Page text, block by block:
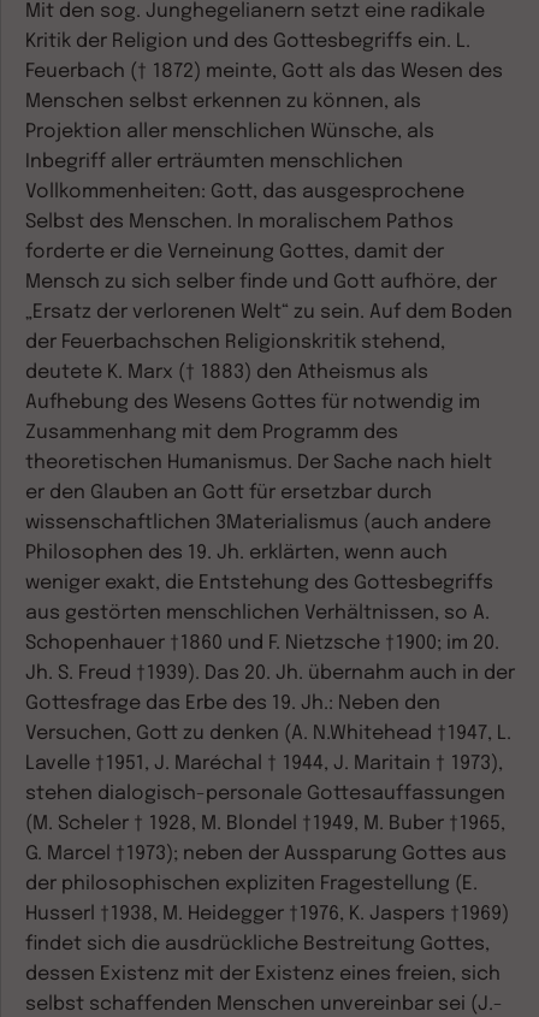
Mit den sog. Junghegelianern setzt eine radikale
Kritik der Religion und des Gottesbegriffs ein. L.
Feuerbach († 1872) meinte, Gott als das Wesen des
Menschen selbst erkennen zu können, als
Projektion aller menschlichen Wünsche, als
Inbegriff aller erträumten menschlichen
Vollkommenheiten: Gott, das ausgesprochene
Selbst des Menschen. In moralischem Pathos
forderte er die Verneinung Gottes, damit der
Mensch zu sich selber finde und Gott aufhöre, der
„Ersatz der verlorenen Welt“ zu sein. Auf dem Boden
der Feuerbachschen Religionskritik stehend,
deutete K. Marx († 1883) den Atheismus als
Aufhebung des Wesens Gottes für notwendig im
Zusammenhang mit dem Programm des
theoretischen Humanismus. Der Sache nach hielt
er den Glauben an Gott für ersetzbar durch
wissenschaftlichen 3Materialismus (auch andere
Philosophen des 19. Jh. erklärten, wenn auch
weniger exakt, die Entstehung des Gottesbegriffs
aus gestörten menschlichen Verhältnissen, so A.
Schopenhauer †1860 und F. Nietzsche †1900; im 20.
Jh. S. Freud †1939). Das 20. Jh. übernahm auch in der
Gottesfrage das Erbe des 19. Jh.: Neben den
Versuchen, Gott zu denken (A. N.Whitehead †1947, L.
Lavelle †1951, J. Maréchal † 1944, J. Maritain † 1973),
stehen dialogisch-personale Gottesauffassungen
(M. Scheler † 1928, M. Blondel †1949, M. Buber †1965,
G. Marcel †1973); neben der Aussparung Gottes aus
der philosophischen expliziten Fragestellung (E.
Husserl †1938, M. Heidegger †1976, K. Jaspers †1969)
findet sich die ausdrückliche Bestreitung Gottes,
dessen Existenz mit der Existenz eines freien, sich
selbst schaffenden Menschen unvereinbar sei (J.-